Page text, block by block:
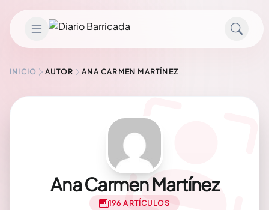
INICIO AUTOR ANA CARMEN MARTÍNEZ
Ana Carmen Martínez
196 ARTÍCULOS